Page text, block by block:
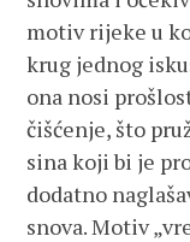
motiv rijeke u
krug jednog
ona nosi
čišćenje, što
sina koji bi je
dodatno
snova. Motiv